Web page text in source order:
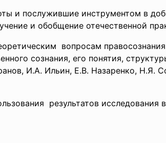
и послужившие инструментом в
и обобщение отечественной
вопросам
сознания, его понятия,
И.А. Ильин, Е.В. Назаренко, Н.Я.
результатов исследования